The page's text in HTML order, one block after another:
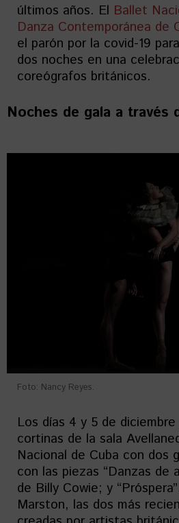
últimos años. El Ballet
Danza Contemporánea de
el parón por la covid-19
dos noches en una
coreógrafos británicos.
Noches de gala a través
Foto: Nancy Reyes.
Los días 4 y 5 de
cortinas de la sala
Nacional de Cuba con dos
con las piezas “Danzas de
de Billy Cowie; y
Marston, las dos más